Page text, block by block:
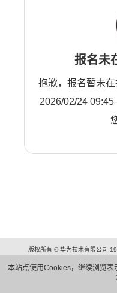
本站点使用Cookies，继续浏览表
报名未
抱歉，报名暂未
2026/02/24
版权所有 © 华为技术有限公司